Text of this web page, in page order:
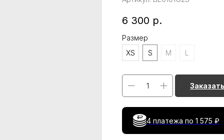
6 300 р.
Размер
XS
S M L
4 платежа по 1 575 ₽